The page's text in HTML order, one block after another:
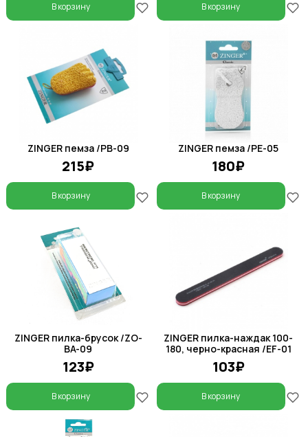
В корзину В корзину
ZINGER пемза /PB-09
215₽
В корзину
ZINGER пемза /PE-05
180₽
В корзину
ZINGER пилка-брусок /ZO-
BA-09
123₽
В корзину
ZINGER пилка-наждак 100-
180, черно-красная /EF-01
103₽
В корзину